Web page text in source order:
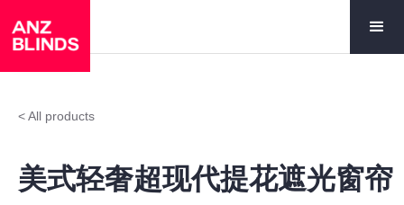
< All products
美式轻奢超现代提花遮光窗帘